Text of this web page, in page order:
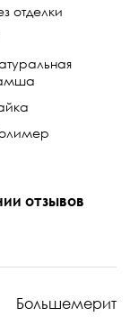
отделки
отзывов
Большемерит